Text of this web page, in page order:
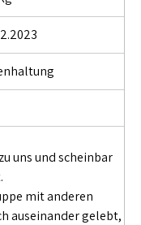
uns und scheinbar
mit anderen
auseinander gelebt,